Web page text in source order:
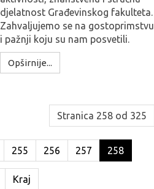
djelatnost Građevinskog fakulteta.
Zahvaljujemo se na gostoprimstvu
i pažnji koju su nam posvetili.
Opširnije...
Stranica 258 od 325
255 256 257 258
Kraj